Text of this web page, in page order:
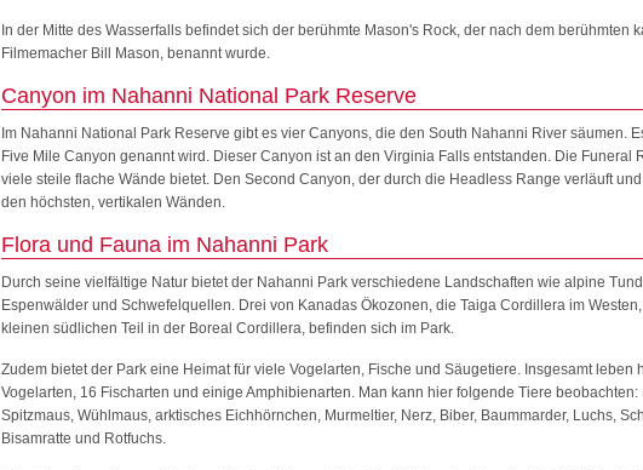
In der Mitte des Wasserfalls befindet sich der berühmte Mason's Rock, der nach dem berühmten
Filmemacher Bill Mason, benannt wurde.
Canyon im Nahanni National Park Reserve
Im Nahanni National Park Reserve gibt es vier Canyons, die den South Nahanni River säumen.
Five Mile Canyon genannt wird. Dieser Canyon ist an den Virginia Falls entstanden. Die Funeral
viele steile flache Wände bietet. Den Second Canyon, der durch die Headless Range verläuft
den höchsten, vertikalen Wänden.
Flora und Fauna im Nahanni Park
Durch seine vielfältige Natur bietet der Nahanni Park verschiedene Landschaften wie alpine
Espenwälder und Schwefelquellen. Drei von Kanadas Ökozonen, die Taiga Cordillera im
kleinen südlichen Teil in der Boreal Cordillera, befinden sich im Park.
Zudem bietet der Park eine Heimat für viele Vogelarten, Fische und Säugetiere. Insgesamt leben
Vogelarten, 16 Fischarten und einige Amphibienarten. Man kann hier folgende Tiere beobachten:
Spitzmaus, Wühlmaus, arktisches Eichhörnchen, Murmeltier, Nerz, Biber, Baummarder, Luchs,
Bisamratte und Rotfuchs.